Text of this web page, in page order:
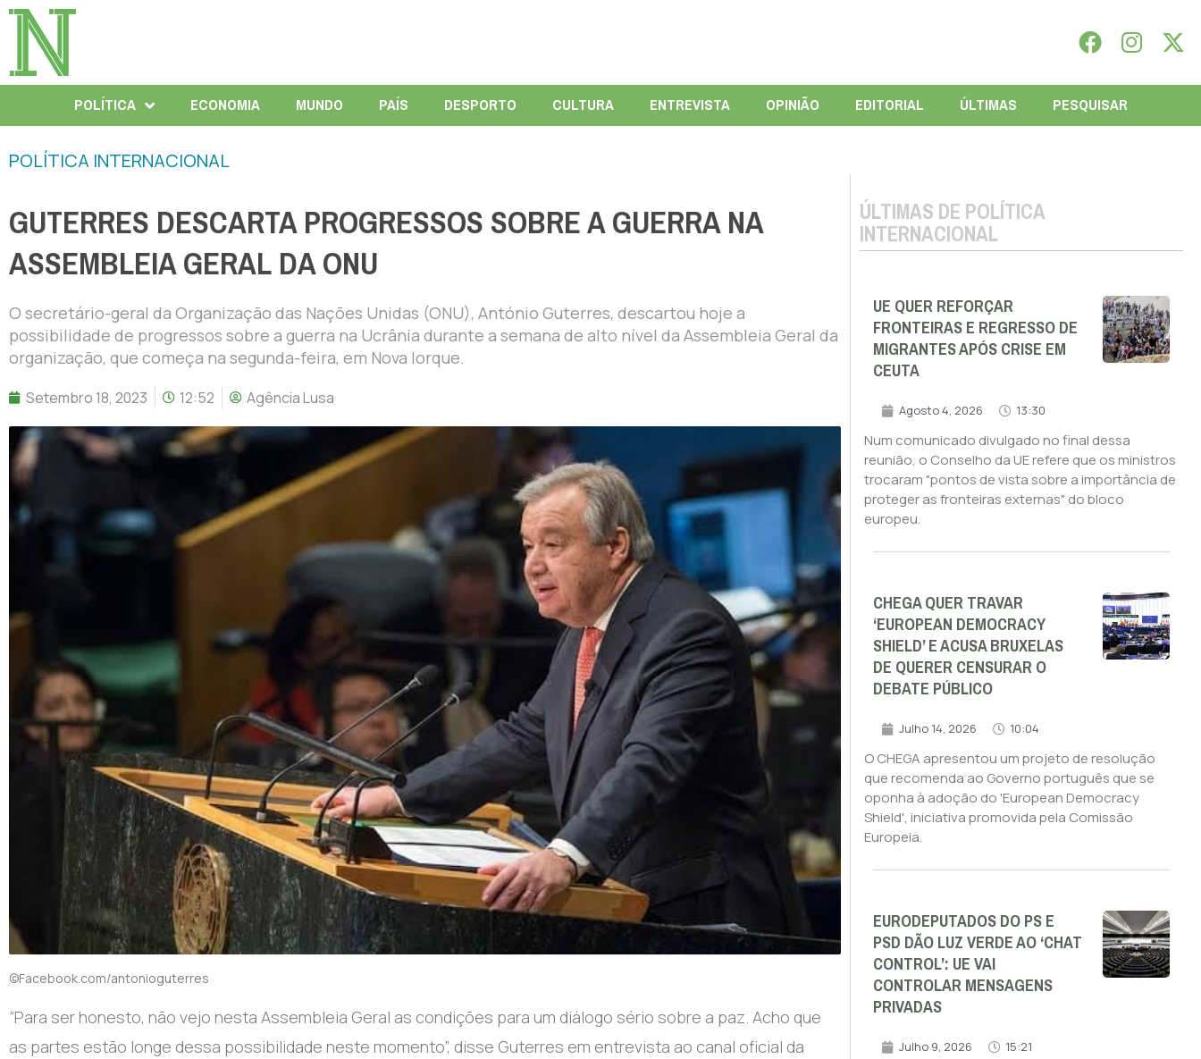
POLÍTICA ECONOMIA MUNDO PAÍS DESPORTO CULTURA ENTREVISTA OPINIÃO EDITORIAL ÚLTIMAS PESQUISAR
POLÍTICA INTERNACIONAL
GUTERRES DESCARTA PROGRESSOS SOBRE A GUERRA NA
ASSEMBLEIA GERAL DA ONU
O secretário-geral da Organização das Nações Unidas (ONU), António Guterres, descartou hoje a
possibilidade de progressos sobre a guerra na Ucrânia durante a semana de alto nível da Assembleia Geral da
organização, que começa na segunda-feira, em Nova Iorque.
Setembro 18, 2023 12:52 Agência Lusa
©Facebook.com/antonioguterres
“Para ser honesto, não vejo nesta Assembleia Geral as condições para um diálogo sério sobre a paz. Acho que
as partes estão longe dessa possibilidade neste momento”, disse Guterres em entrevista ao canal oficial da
ÚLTIMAS DE POLÍTICA
INTERNACIONAL
UE QUER REFORÇAR
FRONTEIRAS E REGRESSO DE
MIGRANTES APÓS CRISE EM
CEUTA
Agosto 4, 2026 13:30
Num comunicado divulgado no final dessa
reunião, o Conselho da UE refere que os ministros
trocaram "pontos de vista sobre a importância de
proteger as fronteiras externas" do bloco
europeu.
CHEGA QUER TRAVAR
‘EUROPEAN DEMOCRACY
SHIELD’ E ACUSA BRUXELAS
DE QUERER CENSURAR O
DEBATE PÚBLICO
Julho 14, 2026 10:04
O CHEGA apresentou um projeto de resolução
que recomenda ao Governo português que se
oponha à adoção do 'European Democracy
Shield', iniciativa promovida pela Comissão
Europeia.
EURODEPUTADOS DO PS E
PSD DÃO LUZ VERDE AO ‘CHAT
CONTROL’: UE VAI
CONTROLAR MENSAGENS
PRIVADAS
Julho 9, 2026 15:21